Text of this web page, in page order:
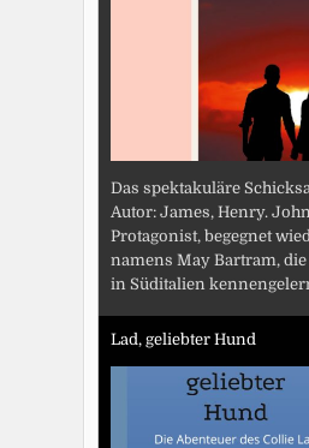
Das spektakuläre
Autor: James, Henry.
Protagonist, begegnet
namens May Bartram,
in Süditalien
Lad, geliebter Hund